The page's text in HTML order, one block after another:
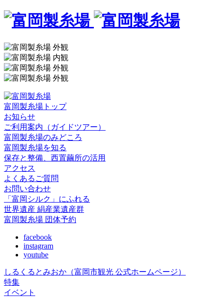
富岡製糸場トップ
お知らせ
ご利用案内（ガイドツアー）
富岡製糸場のみどころ
富岡製糸場を知る
保存と整備、西置繭所の活用
アクセス
よくあるご質問
お問い合わせ
「富岡シルク」にふれる
世界遺産 絹産業遺産群
富岡製糸場 団体予約
facebook
instagram
youtube
しるくるとみおか （富岡市観光 公式ホームページ）
特集
イベント